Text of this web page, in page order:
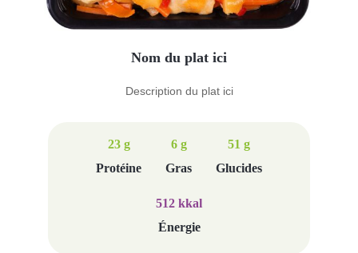
Nom du plat ici
Description du plat ici
23 g
Protéine
6 g
Gras
51 g
Glucides
512 kkal
Énergie